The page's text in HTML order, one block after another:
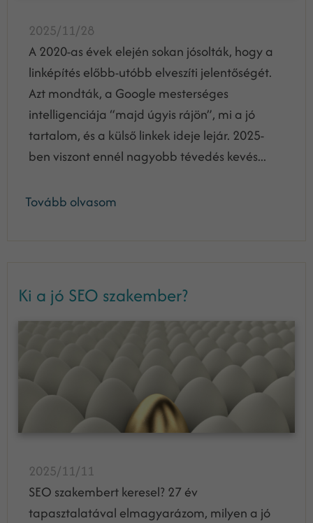
2025/11/28
A 2020-as évek elején sokan jósolták, hogy a
linképítés előbb-utóbb elveszíti jelentőségét.
Azt mondták, a Google mesterséges
intelligenciája “majd úgyis rájön”, mi a jó
tartalom, és a külső linkek ideje lejár. 2025-
ben viszont ennél nagyobb tévedés kevés...
Tovább olvasom
Ki a jó SEO szakember?
2025/11/11
SEO szakembert keresel? 27 év
tapasztalatával elmagyarázom, milyen a jó